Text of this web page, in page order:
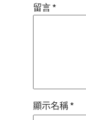
留言*
顯示名稱*